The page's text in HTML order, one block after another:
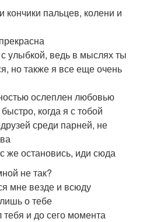
кончики пальцев, колени и
улыбкой, ведь в мыслях ты
но также я все еще очень
ослеплен любовью
когда я с тобой
среди парней, не
же остановись, иди сюда
не так?
мне везде и всюду
о тебе
тебя и до сего момента